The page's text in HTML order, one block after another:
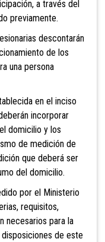
a través del
previamente.
descontarán
de los
una persona
en el inciso
incorporar
domicilio y los
de medición de
que deberá ser
del domicilio.
por el Ministerio
requisitos,
necesarios para la
de este